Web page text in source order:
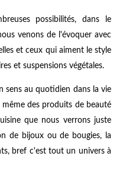
possibilités, dans le
venons de l'évoquer avec
et ceux qui aiment le style
et suspensions végétales.
sens au quotidien dans la vie
des produits de beauté
que nous verrons juste
de bijoux ou de bougies, la
bref c'est tout un univers à